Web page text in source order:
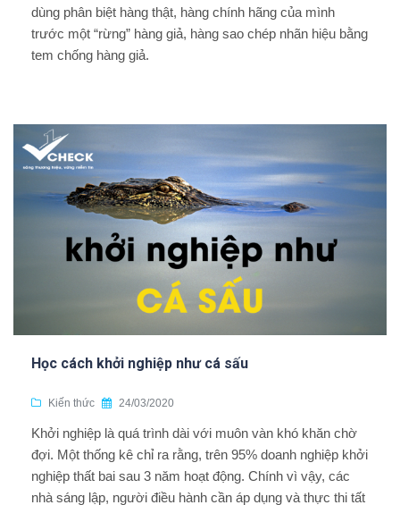
dùng phân biệt hàng thật, hàng chính hãng của mình
trước một “rừng” hàng giả, hàng sao chép nhãn hiệu bằng
tem chống hàng giả.
Học cách khởi nghiệp như cá sấu
Kiến thức 24/03/2020
Khởi nghiệp là quá trình dài với muôn vàn khó khăn chờ
đợi. Một thống kê chỉ ra rằng, trên 95% doanh nghiệp khởi
nghiệp thất bai sau 3 năm hoạt động. Chính vì vậy, các
nhà sáng lập, người điều hành cần áp dụng và thực thi tất